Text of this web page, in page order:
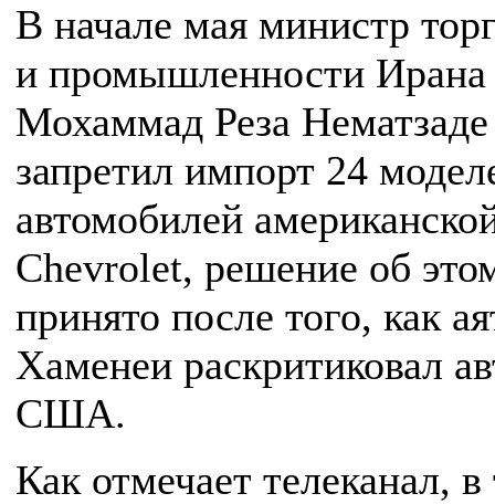
В начале мая министр
и промышленности Ирана
Мохаммад Реза Нематзаде
запретил импорт 24
автомобилей
Chevrolet, решение об
принято после того, как
Хаменеи раскритиковал
США.
Как отмечает телеканал, в